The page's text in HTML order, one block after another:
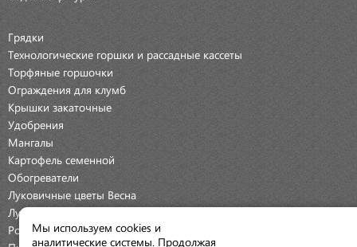
Грядки
Технологические горшки и рассадные кассеты
Торфяные горшочки
Ограждения для клумб
Крышки закаточные
Удобрения
Мангалы
Картофель семенной
Обогреватели
Луковичные цветы Весна
Луковичные цветы Осень
Розы Мы используем cookies и
аналитические системы. Продолжая